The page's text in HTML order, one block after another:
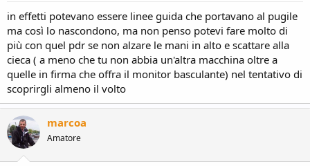
in effetti potevano essere linee guida che portavano al pugile
ma così lo nascondono, ma non penso potevi fare molto di
più con quel pdr se non alzare le mani in alto e scattare alla
cieca ( a meno che tu non abbia un'altra macchina oltre a
quelle in firma che offra il monitor basculante) nel tentativo di
scoprirgli almeno il volto
marcoa
Amatore